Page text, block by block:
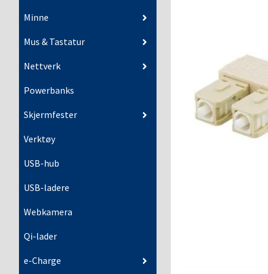
Minne
Mus & Tastatur
Nettverk
Powerbanks
Skjermfester
Verktøy
USB-hub
USB-ladere
Webkamera
Qi-lader
e-Charge